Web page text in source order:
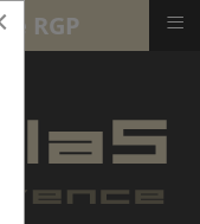
RGP ≡